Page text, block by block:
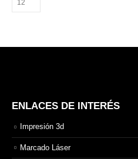
ENLACES DE INTERÉS
Impresión 3d
Marcado Láser